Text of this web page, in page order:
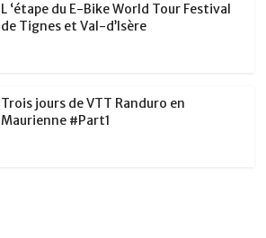
L ‘étape du E-Bike World Tour Festival
de Tignes et Val-d’Isère
Trois jours de VTT Randuro en
Maurienne #Part1